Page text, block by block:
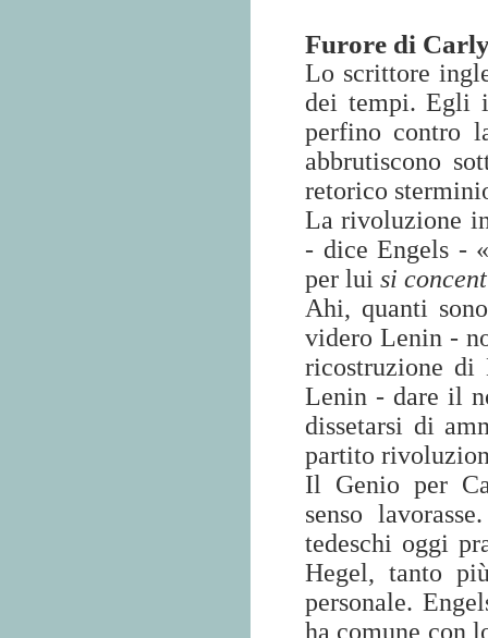
Furore di
Lo scrittore
dei tempi. Egli
perfino contro
abbrutiscono
retorico
La rivoluzione
- dice Engels -
per lui si
Ahi, quanti
videro Lenin -
ricostruzione di
Lenin - dare il
dissetarsi di
partito
Il Genio per
senso
tedeschi oggi
Hegel, tanto
personale.
ha comune con